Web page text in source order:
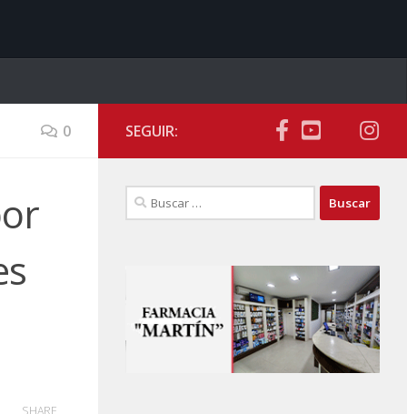
0
SHARE
SEGUIR:
Buscar: